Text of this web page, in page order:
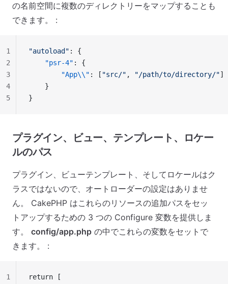
の名前空間に複数のディレクトリーをマップすることも
できます。 :
"autoload" : {
    "psr-4"
: {
        "App\\"
: [ "src/" , "/path/to/directory/"]
    }
}
1
2
3
4
5
プラグイン、ビュー、テンプレート、ロケー
ルのパス
プラグイン、ビューテンプレート、そしてロケールはク
ラスではないので、オートローダーの設定はありませ
ん。 CakePHP はこれらのリソースの追加パスをセッ
トアップするための 3 つの Configure 変数を提供しま
す。 config/app.php の中でこれらの変数をセットで
きます。 :
return [
1